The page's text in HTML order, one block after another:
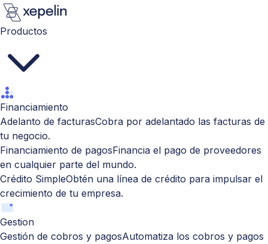
Productos
Financiamiento
Adelanto de facturasCobra por adelantado las facturas de
tu negocio.
Financiamiento de pagosFinancia el pago de proveedores
en cualquier parte del mundo.
Crédito SimpleObtén una línea de crédito para impulsar el
crecimiento de tu empresa.
Gestion
Gestión de cobros y pagosAutomatiza los cobros y pagos